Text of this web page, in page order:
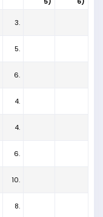
3.
5.
6.
4.
4.
6.
10.
8.